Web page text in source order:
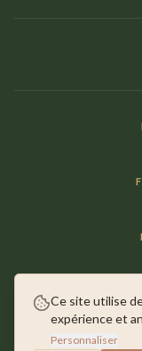
Ce site utilise
expérience et
Personnaliser